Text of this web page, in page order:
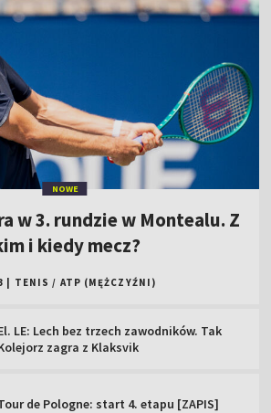
NOWE
w 3. rundzie w Montealu. Z
i kiedy mecz?
TENIS / ATP (MĘŻCZYŹNI)
LE: Lech bez trzech zawodników. Tak
zagra z Klaksvik
de Pologne: start 4. etapu [ZAPIS]